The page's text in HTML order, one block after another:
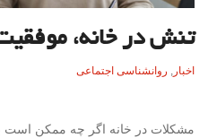
تنش در خانه،
اخبار , روانشناسی اجتماعی
مشکلات در خانه اگر چه ممکن است